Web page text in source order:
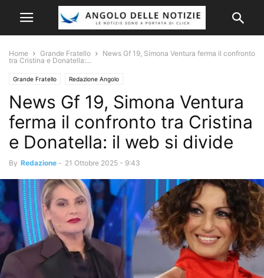
Home Grande Fratello
News Gf 19, Simona Ventura ferma il confronto
tra Cristina e Donatella:...
Grande Fratello Redazione Angolo
News Gf 19, Simona Ventura
ferma il confronto tra Cristina
e Donatella: il web si divide
By Redazione - 21 Ottobre 2025 - 9:43